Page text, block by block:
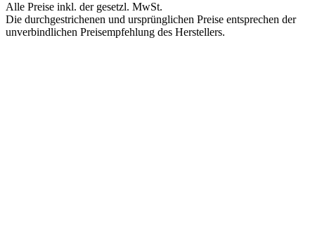
Alle Preise inkl. der gesetzl. MwSt.
Die durchgestrichenen und ursprünglichen Preise entsprechen der
unverbindlichen Preisempfehlung des Herstellers.